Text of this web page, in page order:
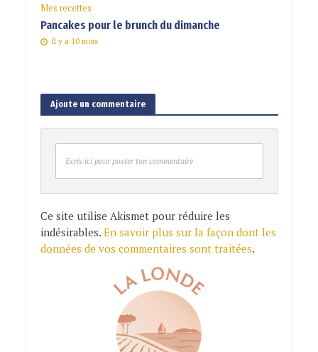
Mes recettes
Pancakes pour le brunch du dimanche
Il y a 10 mois
Ajoute un commentaire
Ecris ici pour poster ton commentaire
Ce site utilise Akismet pour réduire les
indésirables. En savoir plus sur la façon dont les
données de vos commentaires sont traitées.